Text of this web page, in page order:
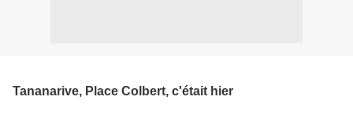
Tananarive, Place Colbert, c'était hier